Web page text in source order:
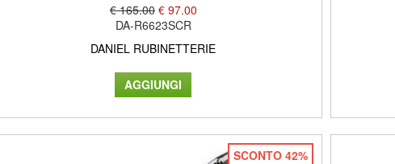
€ 165.00 € 97.00
DA-R6623SCR
DANIEL RUBINETTERIE
SCONTO 42%